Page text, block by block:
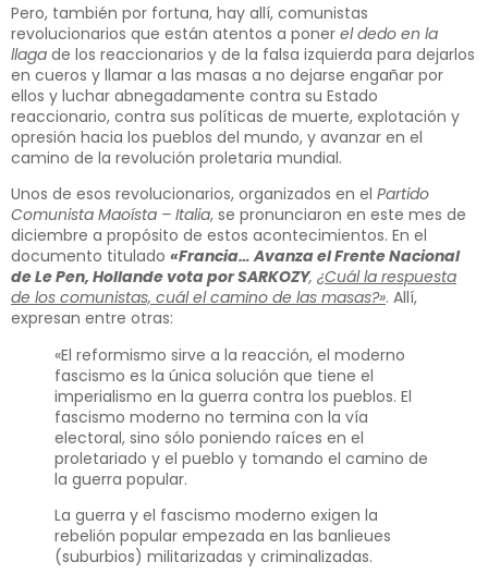
Pero, también por fortuna, hay allí, comunistas
revolucionarios que están atentos a poner el dedo en la
llaga de los reaccionarios y de la falsa izquierda para dejarlos
en cueros y llamar a las masas a no dejarse engañar por
ellos y luchar abnegadamente contra su Estado
reaccionario, contra sus políticas de muerte, explotación y
opresión hacia los pueblos del mundo, y avanzar en el
camino de la revolución proletaria mundial.
Unos de esos revolucionarios, organizados en el Partido
Comunista Maoísta – Italia, se pronunciaron en este mes de
diciembre a propósito de estos acontecimientos. En el
documento titulado «Francia… Avanza el Frente Nacional
de Le Pen, Hollande vota por SARKOZY, ¿Cuál la respuesta
de los comunistas, cuál el camino de las masas?». Allí,
expresan entre otras:
«El reformismo sirve a la reacción, el moderno
fascismo es la única solución que tiene el
imperialismo en la guerra contra los pueblos. El
fascismo moderno no termina con la vía
electoral, sino sólo poniendo raíces en el
proletariado y el pueblo y tomando el camino de
la guerra popular.
La guerra y el fascismo moderno exigen la
rebelión popular empezada en las banlieues
(suburbios) militarizadas y criminalizadas.